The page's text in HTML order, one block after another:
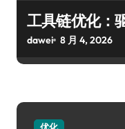
工具链优化：
dawei 8 月 4, 2026